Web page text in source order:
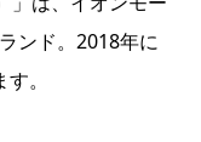
ンド。2018年に
。